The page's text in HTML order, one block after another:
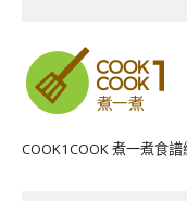
COOK1COOK 煮一煮食譜